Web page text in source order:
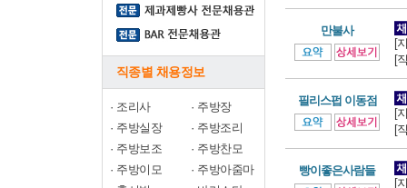
직종별 채용정보
· 조리사 · 주방장
· 주방실장 · 주방조리
· 주방보조 · 주방찬모
· 주방이모 · 주방아줌마
만불사
[
[
필리스펍 이동점
[
[
빵이좋은사람들
[